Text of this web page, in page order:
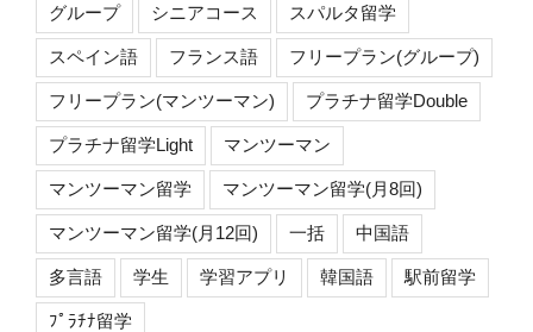
グループ シニアコース スパルタ留学
スペイン語 フランス語 フリープラン(グループ)
フリープラン(マンツーマン) プラチナ留学Double
プラチナ留学Light マンツーマン
マンツーマン留学 マンツーマン留学(月8回)
マンツーマン留学(月12回) 一括 中国語
多言語 学生 学習アプリ 韓国語 駅前留学
ﾌﾟﾗﾁﾅ留学